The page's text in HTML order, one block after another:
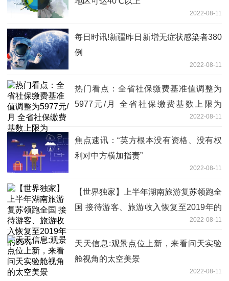
2022-08-11
每日时讯!新疆昨日新增无症状感染者380
例
2022-08-11
热门看点：全省社保缴费基准值调整为
5977元/月 全省社保缴费基数上限为
2022-08-11
焦点速讯：“英方根本没有资格、没有权
利对中方横加指责”
2022-08-11
【世界独家】上半年湖南旅游复苏领跑全
国 接待游客、旅游收入恢复至2019年的
2022-08-11
天天信息:观景点位上新，来看问天实验
舱视角的太空美景
2022-08-11